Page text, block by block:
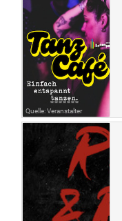
Quelle: Veranstalter